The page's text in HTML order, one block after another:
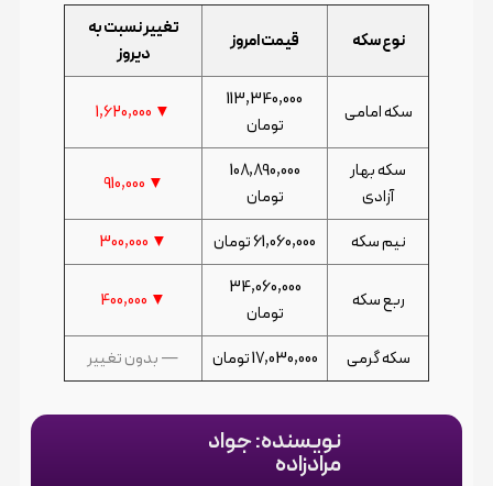
نوع سکه قیمت امروز
تغییر نسبت به
دیروز
سکه امامی
113,340,000
تومان
▼ 1,620,000
سکه بهار
آزادی
108,890,000
تومان
▼ 910,000
نیم سکه 61,060,000 تومان ▼ 300,000
ربع سکه
34,060,000
تومان
▼ 400,000
سکه گرمی 17,030,000 تومان — بدون تغییر
نویسنده: جواد
مرادزاده